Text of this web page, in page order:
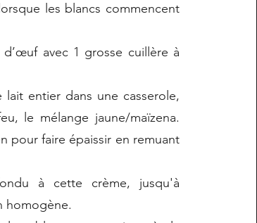
les blancs commencent
avec 1 grosse cuillère à
lait entier dans une casserole,
le mélange jaune/maïzena.
pour faire épaissir en remuant
à cette crème, jusqu'à
homogène.